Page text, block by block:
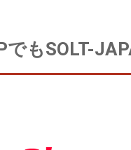
でもSOLT-